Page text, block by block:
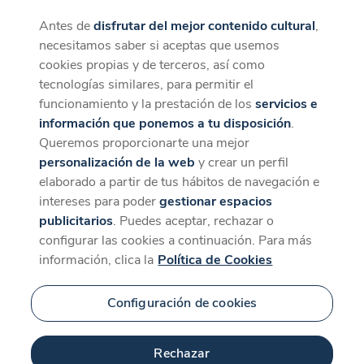
CaixaForum+
La mejor experiencia desde la App
Descargar
Antes dedisfrutar del mejor contenido cultural,
necesitamos saber si aceptas que usemos
cookies propias y de terceros, así como
tecnologías similares, para permitir el
funcionamiento y la prestación de losservicios e
información que ponemos a tu disposición.
Queremos proporcionarte una mejor
personalización de la web y crear un perfil
elaborado a partir de tus hábitos de navegación e
intereses para podergestionar espacios
publicitarios. Puedes aceptar, rechazar o
configurar las cookies a continuación. Para más
información, clica la Política de Cookies
Configuración de cookies
Rechazar